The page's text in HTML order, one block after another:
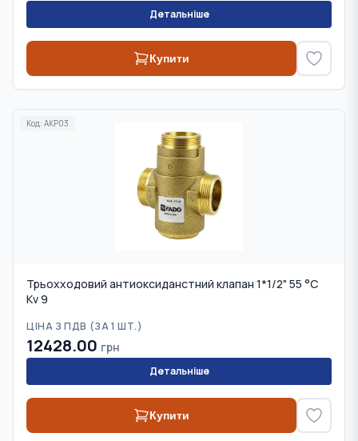
Детальніше
Купити
Код: AKP03
Трьохходовий антиоксиданстний клапан 1*1/2" 55 °С
Kv 9
ЦІНА З ПДВ (ЗА 1 ШТ.)
12428.00 грн
Детальніше
Купити